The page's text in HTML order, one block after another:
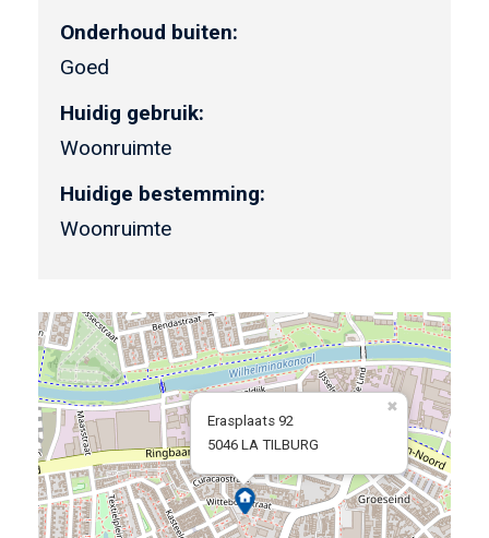
Onderhoud buiten:
Goed
Huidig gebruik:
Woonruimte
Huidige bestemming:
Woonruimte
Erasplaats 92
5046 LA TILBURG